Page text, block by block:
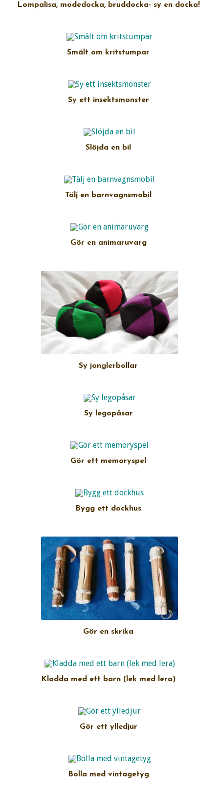
Lompalisa, modedocka, bruddocka- sy en docka!
Smält om kritstumpar
Sy ett insektsmonster
Slöjda en bil
Tälj en barnvagnsmobil
Gör en animaruvarg
Sy jonglerbollar
Sy legopåsar
Gör ett memoryspel
Bygg ett dockhus
Gör en skrika
Kladda med ett barn (lek med lera)
Gör ett ylledjur
Bolla med vintagetyg